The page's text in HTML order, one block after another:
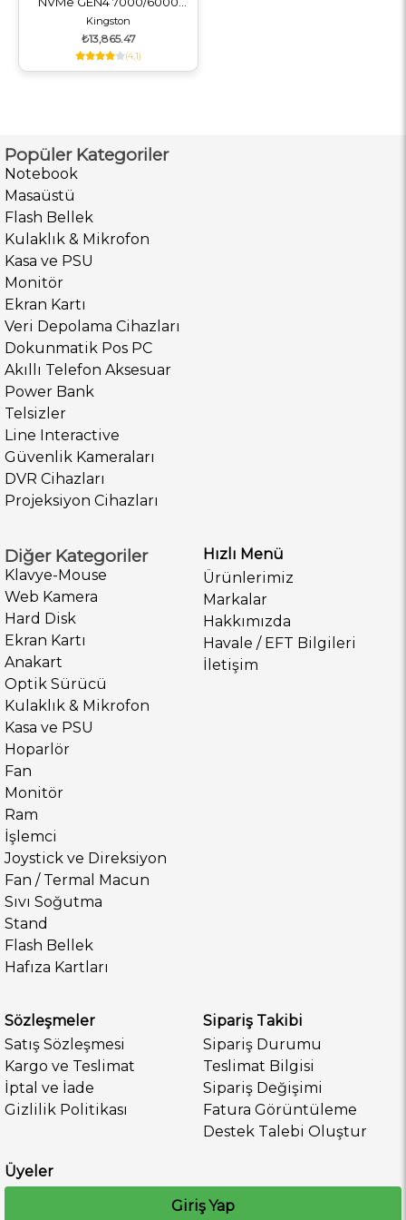
SKC3000S/1024G
Kingston
₺13,865.47
(4,1)
Popüler Kategoriler
Notebook
Masaüstü
Flash Bellek
Kulaklık & Mikrofon
Kasa ve PSU
Monitör
Ekran Kartı
Veri Depolama Cihazları
Dokunmatik Pos PC
Akıllı Telefon Aksesuar
Power Bank
Telsizler
Line Interactive
Güvenlik Kameraları
DVR Cihazları
Projeksiyon Cihazları
Diğer Kategoriler
Klavye-Mouse
Web Kamera
Hard Disk
Ekran Kartı
Anakart
Optik Sürücü
Kulaklık & Mikrofon
Kasa ve PSU
Hoparlör
Fan
Monitör
Ram
İşlemci
Joystick ve Direksiyon
Fan / Termal Macun
Sıvı Soğutma
Stand
Flash Bellek
Hafıza Kartları
Hızlı Menü
Ürünlerimiz
Markalar
Hakkımızda
Havale / EFT Bilgileri
İletişim
Sözleşmeler
Satış Sözleşmesi
Kargo ve Teslimat
İptal ve İade
Gizlilik Politikası
Sipariş Takibi
Sipariş Durumu
Teslimat Bilgisi
Sipariş Değişimi
Fatura Görüntüleme
Destek Talebi Oluştur
Üyeler
Giriş Yap